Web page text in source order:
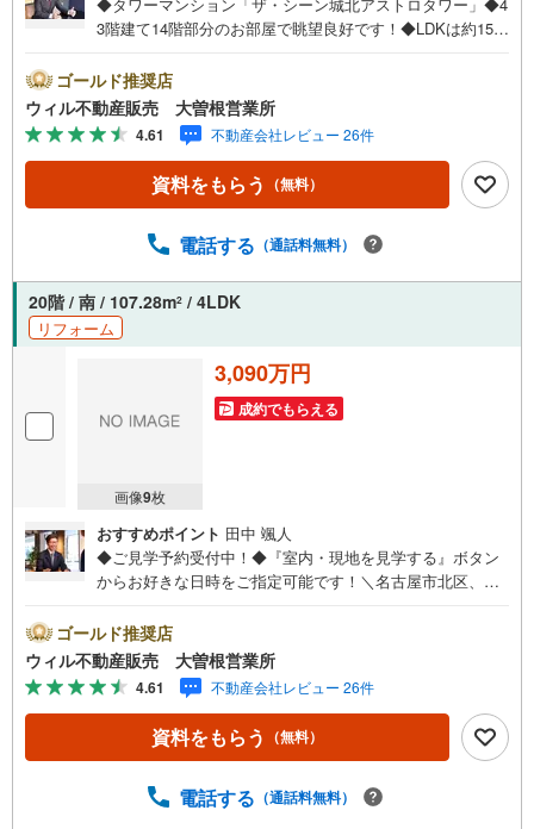
3階建て14階部分のお部屋で眺望良好です！◆LDKは約15.4
◆4部屋に面した広々としたバルコニーは開放感ございま
す！◆キッチンはお料理に集中しやすく、使い勝手の良い
独立タイプ！◆嬉しい全居室収納付きのレイアウト◆和室
はお子様のお昼寝やキッズスペースにも利用可◆トランク
ルームがあり、お部屋のスペースを有効活用できます◆24
時間セキュリティが導入され、防犯性が高められていま
共有施設充実！ウィルは東証上場、創業30周年を迎える地
ペースやおむつ替えスペースを完備。オンライン内覧、事
前のLINE相談もOK！～住宅ローン～諸費用込融資や築年
数の古い物件のローンも得意としており、最適な銀行をご
提案します。～リフォーム～理想の間取り、テイストを作
り上げられます！リフォームプランナーの同行も可能で
ゴールド推奨店
ウィル不動産販売 大曽根営業所
4.61 不動産会社レビュー 26件
資料をもらう （無料）
電話する （通話料無料）
20階 / 南 / 107.28m2 / 4LDK
リフォーム
画像9枚
3,090万円
成約でもらえる
おすすめポイント 田中 颯人
◆ご見学予約受付中！◆『室内・現地を見学する』ボタン
からお好きな日時をご指定可能です！＼名古屋市北区、守
区、守山区の直接のご売却依頼を数多くいただいている不
動産仲介会社です。ネット上で分かる立地環境はもちろ
ん、過去にお任せいただいたお客様に現地の生の声をもと
に住戸環境を提案致します。＼平日のお住まい探しの方へ/
弊社では平日にご内覧・契約など平日にお住まい探しをさ
れるお客様にサービスをご用意しています。＼お仕事で忙
事前にご予約頂きましたら営業時間外でのご内覧もご対応
ゴールド推奨店
ウィル不動産販売 大曽根営業所
4.61 不動産会社レビュー 26件
資料をもらう （無料）
電話する （通話料無料）